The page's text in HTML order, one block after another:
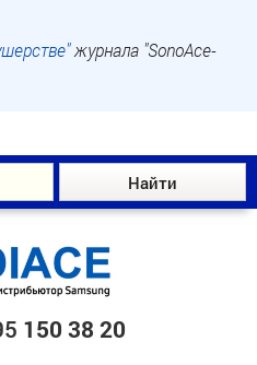
журнала "SonoAce-
150 38 20